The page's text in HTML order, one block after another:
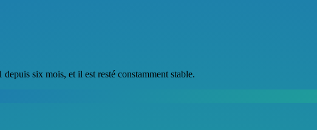
six mois, et il est resté constamment stable.